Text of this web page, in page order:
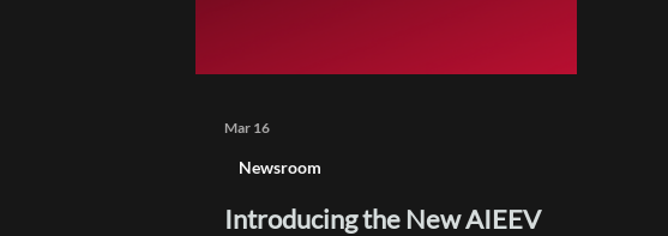
등록 절차 없이, 바로 10,00
Introducing the New AIEEV
Newsroom
Mar 16